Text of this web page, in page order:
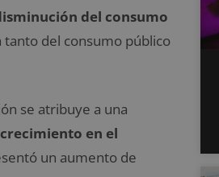
del consumo
tanto del consumo público
se atribuye a una
crecimiento en el
un aumento de